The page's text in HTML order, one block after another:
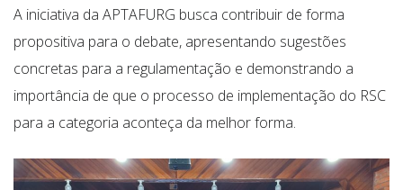
A iniciativa da APTAFURG busca contribuir de forma
propositiva para o debate, apresentando sugestões
concretas para a regulamentação e demonstrando a
importância de que o processo de implementação do RSC
para a categoria aconteça da melhor forma.